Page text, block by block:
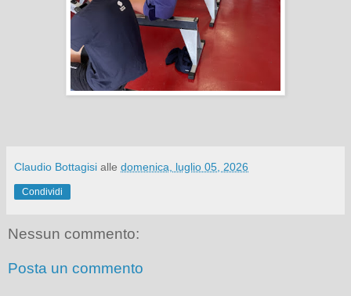
Claudio Bottagisi alle domenica, luglio 05, 2026
Condividi
Nessun commento:
Posta un commento